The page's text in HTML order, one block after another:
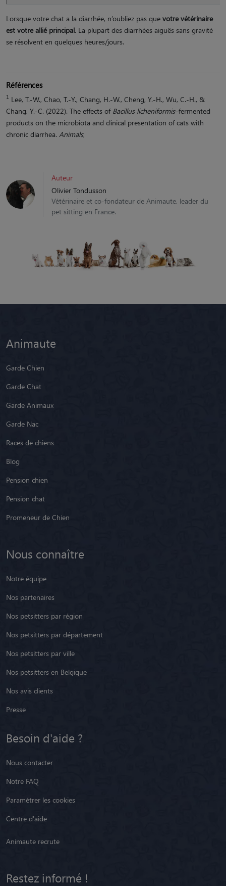
Lorsque votre chat a la diarrhée, n’oubliez pas que votre vétérinaire
est votre allié principal. La plupart des diarrhées aiguës sans gravité
se résolvent en quelques heures/jours.
Références
1 Lee, T.-W., Chao, T.-Y., Chang, H.-W., Cheng, Y.-H., Wu, C.-H., &
Chang, Y.-C. (2022). The effects of Bacillus licheniformis–fermented
products on the microbiota and clinical presentation of cats with
chronic diarrhea. Animals,
Auteur
Olivier Tondusson
Vétérinaire et co-fondateur de Animaute, leader du
pet sitting en France.
Animaute
Garde Chien
Garde Chat
Garde Animaux
Garde Nac
Races de chiens
Blog
Pension chien
Pension chat
Promeneur de Chien
Nous connaître
Notre équipe
Nos partenaires
Nos petsitters par région
Nos petsitters par département
Nos petsitters par ville
Nos petsitters en Belgique
Nos avis clients
Presse
Besoin d'aide ?
Nous contacter
Notre FAQ
Paramétrer les cookies
Centre d'aide
Animaute recrute
Restez informé !